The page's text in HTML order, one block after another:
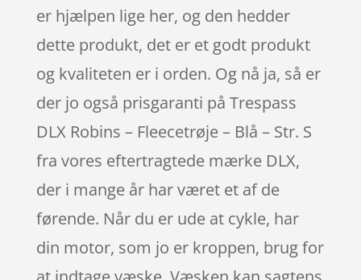
er hjælpen lige her, og den hedder
dette produkt, det er et godt produkt
og kvaliteten er i orden. Og nå ja, så er
der jo også prisgaranti på Trespass
DLX Robins – Fleecetrøje – Blå – Str. S
fra vores eftertragtede mærke DLX,
der i mange år har været et af de
førende. Når du er ude at cykle, har
din motor, som jo er kroppen, brug for